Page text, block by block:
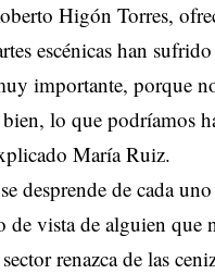
Higón Torres,
escénicas han
importante, porque
lo que podríamos
María Ruiz.
desprende de cada
vista de alguien que
renazca de las